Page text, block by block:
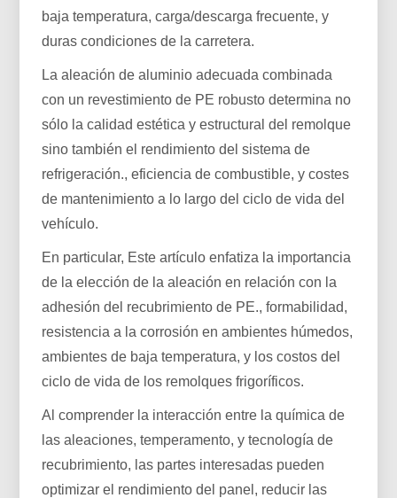
baja temperatura, carga/descarga frecuente, y
duras condiciones de la carretera.
La aleación de aluminio adecuada combinada
con un revestimiento de PE robusto determina no
sólo la calidad estética y estructural del remolque
sino también el rendimiento del sistema de
refrigeración., eficiencia de combustible, y costes
de mantenimiento a lo largo del ciclo de vida del
vehículo.
En particular, Este artículo enfatiza la importancia
de la elección de la aleación en relación con la
adhesión del recubrimiento de PE., formabilidad,
resistencia a la corrosión en ambientes húmedos,
ambientes de baja temperatura, y los costos del
ciclo de vida de los remolques frigoríficos.
Al comprender la interacción entre la química de
las aleaciones, temperamento, y tecnología de
recubrimiento, las partes interesadas pueden
optimizar el rendimiento del panel, reducir las